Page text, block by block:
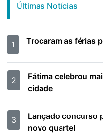
Últimas Notícias
1 Trocaram as férias
2
Fátima celebrou
cidade
3
Lançado concurso
novo quartel